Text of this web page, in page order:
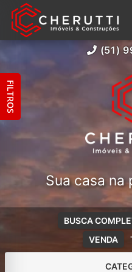
(51)
Sua casa na
VENDA
BUSCA
FILTROS